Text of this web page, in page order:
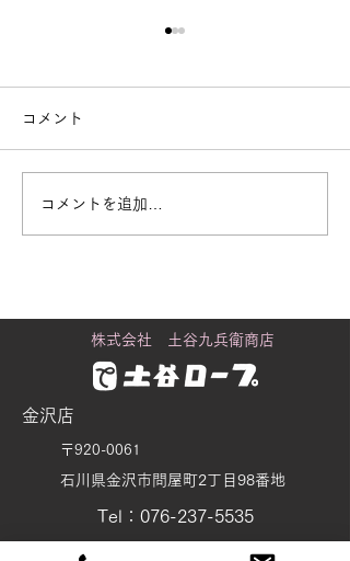
街で見かける「白いも
コメント
コメントを追加…
株式会社 土谷九兵衛商店
金沢店
〒920-0061
石川県金沢市問屋町2丁目98番地
Tel：076-237-5535
Fax：076-237-5537